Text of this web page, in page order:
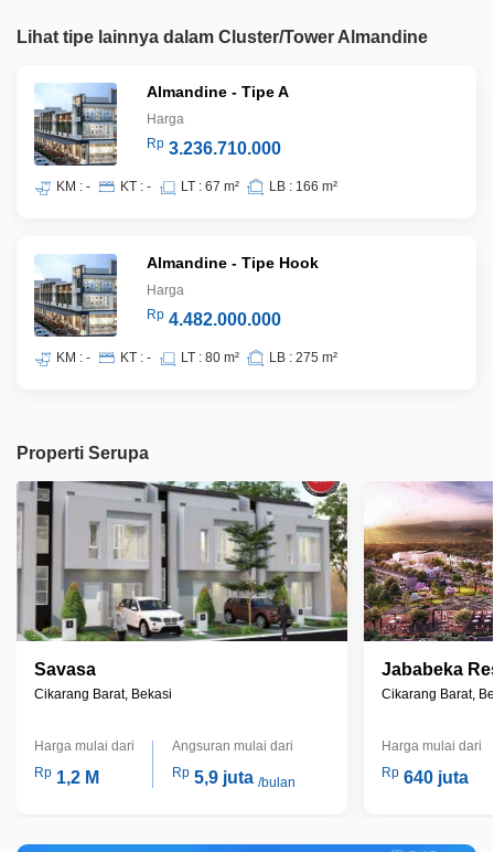
Lihat tipe lainnya dalam Cluster/Tower Almandine
Almandine - Tipe A
Harga
Rp 3.236.710.000
KM : - KT : - LT : 67 m² LB : 166 m²
Almandine - Tipe Hook
Harga
Rp 4.482.000.000
KM : - KT : - LT : 80 m² LB : 275 m²
Properti Serupa
Savasa
Cikarang Barat, Bekasi
Harga mulai dari
Rp 1,2 M
Angsuran mulai dari
Rp 5,9 juta /bulan
Jababeka
Cikarang Barat,
Harga mulai dari
Rp 640 juta